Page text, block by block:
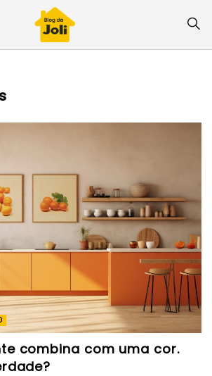
combina com uma cor.